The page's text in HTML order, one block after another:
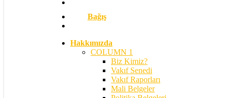
Bağış
Hakkımızda
COLUMN 1
Biz Kimiz?
Vakıf Senedi
Vakıf Raporları
Mali Belgeler